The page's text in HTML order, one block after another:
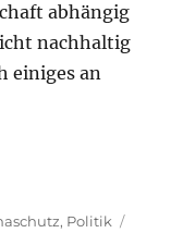
abhängig
nachhaltig
einiges an
ökonomisch
, Politik